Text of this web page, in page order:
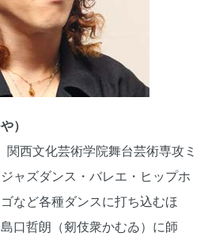
）
西文化芸術学院舞台芸術専攻ミ
ャズダンス・バレエ・ヒップホ
など各種ダンスに打ち込むほ
口哲朗（剱伎衆かむゐ）に師